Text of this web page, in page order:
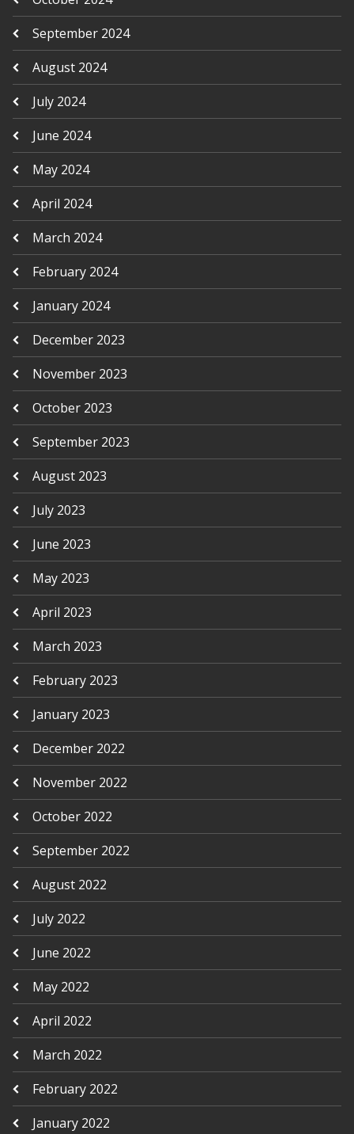
September 2024
August 2024
July 2024
June 2024
May 2024
April 2024
March 2024
February 2024
January 2024
December 2023
November 2023
October 2023
September 2023
August 2023
July 2023
June 2023
May 2023
April 2023
March 2023
February 2023
January 2023
December 2022
November 2022
October 2022
September 2022
August 2022
July 2022
June 2022
May 2022
April 2022
March 2022
February 2022
January 2022